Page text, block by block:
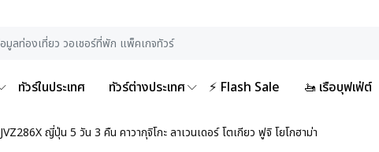
ทัวร์ในประเทศ ทัวร์ต่างประเทศ ⚡ Flash Sale 🚤 เรือบุฟเฟ่ต์
JVZ286X ญี่ปุ่น 5 วัน 3 คืน คาวากุจิโกะ ลาเวนเดอร์ โตเกียว ฟูจิ โยโกฮาม่า